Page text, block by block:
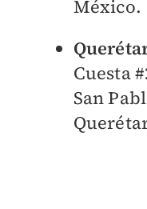
México.
Cuesta
San